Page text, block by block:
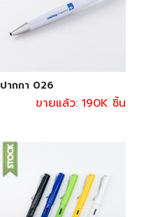
ปากกา 026
ขายแล้ว: 190K ชิ้น